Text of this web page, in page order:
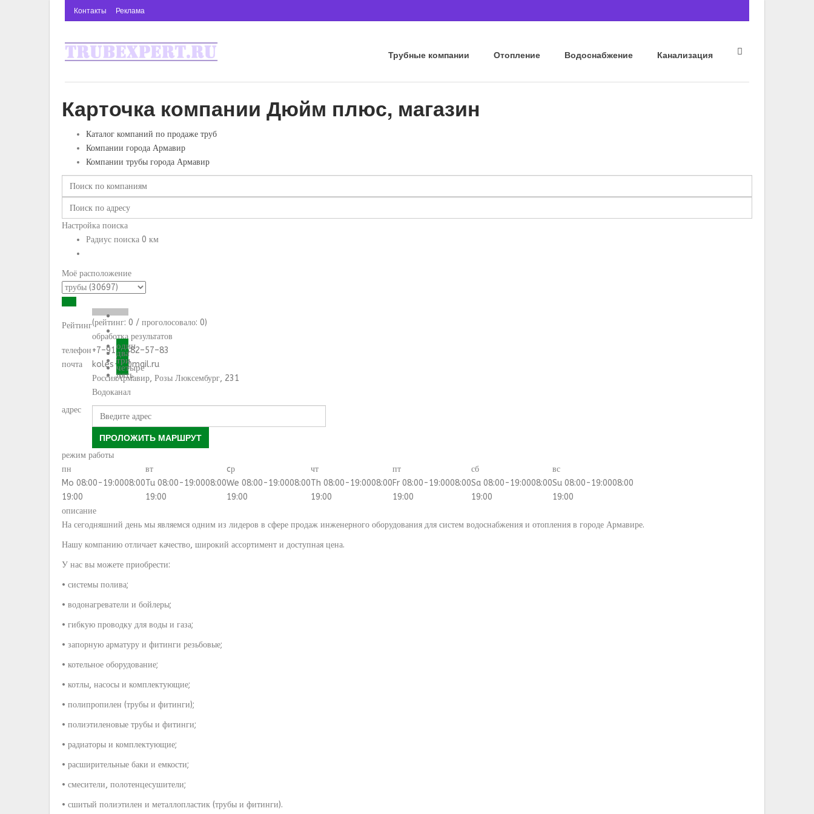
Контакты Реклама
Трубные компании Отопление Водоснабжение Канализация
Карточка компании Дюйм плюс, магазин
Каталог компаний по продаже труб
Компании города Армавир
Компании трубы города Армавир
Настройка поиска
Радиус поиска 0 км
Моё расположение
Рейтинг
один
два
три
четыре
пять
(рейтинг: 0 / проголосовало: 0)
обработка результатов
телефон+7–918–482–57–83
почта
koles-v@mail.ru
адрес
РоссияАрмавир, Розы Люксембург, 231
Водоканал
ПРОЛОЖИТЬ МАРШРУТ
режим работы
пн
вт cр чт пт сб
вс
Mo 08:00-19:0008:00
19:00
Tu 08:00-19:0008:00
19:00
We 08:00-19:0008:00
19:00
Th 08:00-19:0008:00
19:00
Fr 08:00-19:0008:00
19:00
Sa 08:00-19:0008:00
19:00
Su 08:00-19:0008:00
19:00
описание
На сегодняшний день мы являемся одним из лидеров в сфере продаж инженерного оборудования для систем водоснабжения и отопления в городе Армавире.
Нашу компанию отличает качество, широкий ассортимент и доступная цена.
У нас вы можете приобрести:
• системы полива;
• водонагреватели и бойлеры;
• гибкую проводку для воды и газа;
• запорную арматуру и фитинги резьбовые;
• котельное оборудование;
• котлы, насосы и комплектующие;
• полипропилен (трубы и фитинги);
• полиэтиленовые трубы и фитинги;
• радиаторы и комплектующие;
• расширительные баки и емкости;
• смесители, полотенцесушители;
• сшитый полиэтилен и металлопластик (трубы и фитинги).